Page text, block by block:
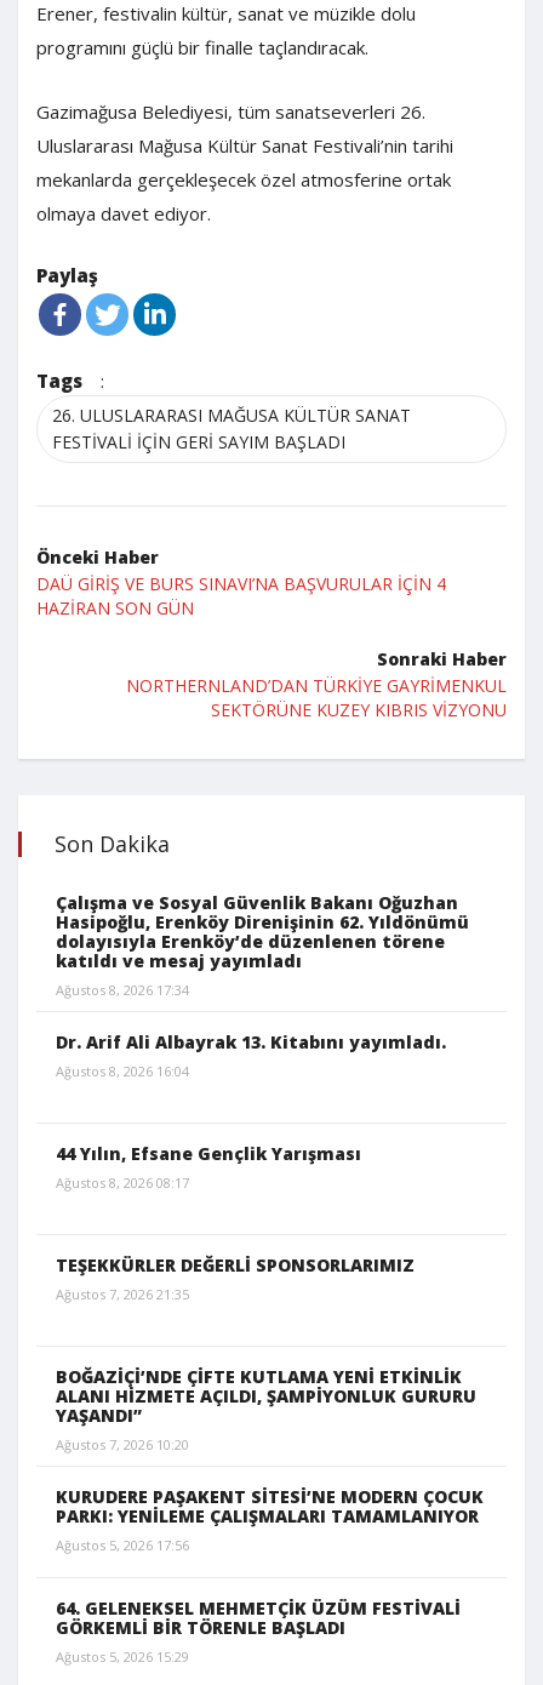
Erener, festivalin kültür, sanat ve müzikle dolu
programını güçlü bir finalle taçlandıracak.
Gazimağusa Belediyesi, tüm sanatseverleri 26.
Uluslararası Mağusa Kültür Sanat Festivali’nin tarihi
mekanlarda gerçekleşecek özel atmosferine ortak
olmaya davet ediyor.
Paylaş
Tags :
26. ULUSLARARASI MAĞUSA KÜLTÜR SANAT
FESTİVALİ İÇİN GERİ SAYIM BAŞLADI
Önceki Haber
DAÜ GİRİŞ VE BURS SINAVI’NA BAŞVURULAR İÇİN 4
HAZİRAN SON GÜN
Sonraki Haber
NORTHERNLAND’DAN TÜRKİYE GAYRİMENKUL
SEKTÖRÜNE KUZEY KIBRIS VİZYONU
Son Dakika
Çalışma ve Sosyal Güvenlik Bakanı Oğuzhan
Hasipoğlu, Erenköy Direnişinin 62. Yıldönümü
dolayısıyla Erenköy’de düzenlenen törene
katıldı ve mesaj yayımladı
Ağustos 8, 2026 17:34
Dr. Arif Ali Albayrak 13. Kitabını yayımladı.
Ağustos 8, 2026 16:04
44 Yılın, Efsane Gençlik Yarışması
Ağustos 8, 2026 08:17
TEŞEKKÜRLER DEĞERLİ SPONSORLARIMIZ
Ağustos 7, 2026 21:35
BOĞAZİÇİ’NDE ÇİFTE KUTLAMA YENİ ETKİNLİK
ALANI HİZMETE AÇILDI, ŞAMPİYONLUK GURURU
YAŞANDI”
Ağustos 7, 2026 10:20
KURUDERE PAŞAKENT SİTESİ’NE MODERN ÇOCUK
PARKI: YENİLEME ÇALIŞMALARI TAMAMLANIYOR
Ağustos 5, 2026 17:56
64. GELENEKSEL MEHMETÇİK ÜZÜM FESTİVALİ
GÖRKEMLİ BİR TÖRENLE BAŞLADI
Ağustos 5, 2026 15:29